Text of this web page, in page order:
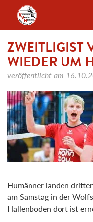
Zum Inhalt
ZWEITLIGIST
WIEDER UM
veröffentlicht am
Humänner landen
am Samstag in der
Hallenboden dort ist